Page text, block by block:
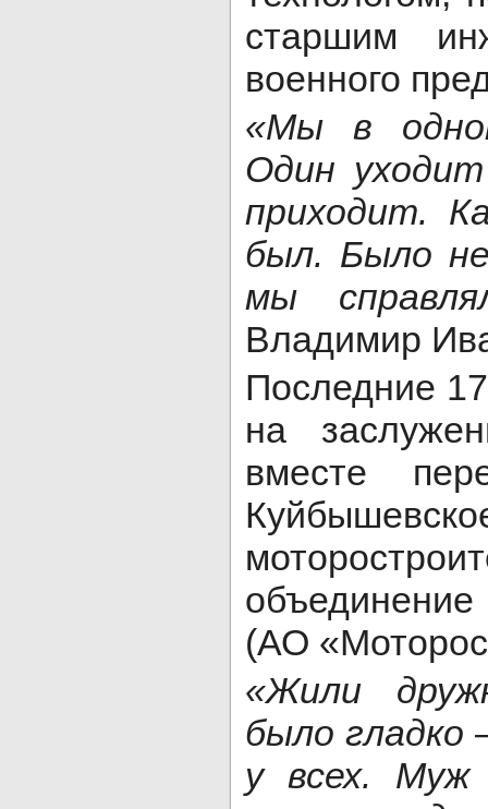
старшим
военного
«Мы в
Один
приходит.
был. Было
мы
Владимир
Последние
на
вместе
(АО
«Жили
было гладко
у всех. Муж